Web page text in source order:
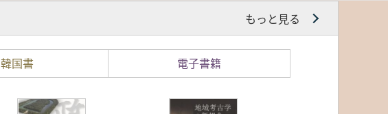
もっと見る
韓国書 電子書籍